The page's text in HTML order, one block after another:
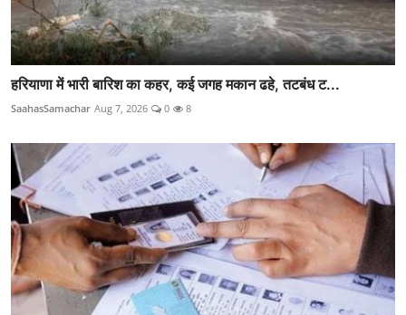
हरियाणा में भारी बारिश का कहर, कई जगह मकान ढहे, तटबंध ट...
SaahasSamachar Aug 7, 2026 0 8